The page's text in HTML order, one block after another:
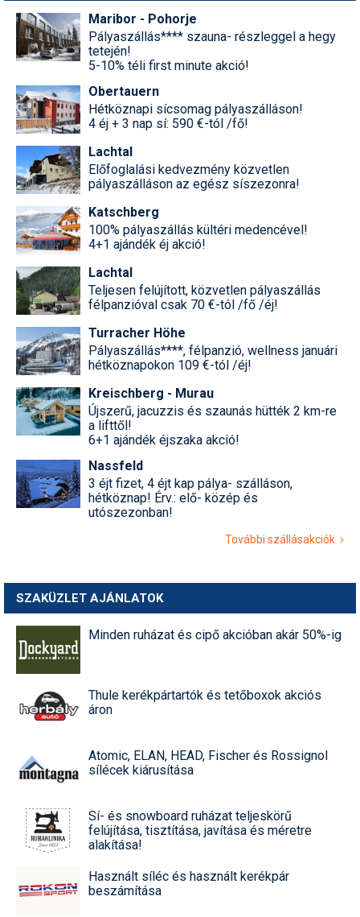
Maribor - Pohorje
Pályaszállás**** szauna- részleggel a hegy
tetején!
5-10% téli first minute akció!
Obertauern
Hétköznapi sícsomag pályaszálláson!
4 éj + 3 nap sí: 590 €-tól /fő!
Lachtal
Előfoglalási kedvezmény közvetlen
pályaszálláson az egész síszezonra!
Katschberg
100% pályaszállás kültéri medencével!
4+1 ajándék éj akció!
Lachtal
Teljesen felújított, közvetlen pályaszállás
félpanzióval csak 70 €-tól /fő /éj!
Turracher Höhe
Pályaszállás****, félpanzió, wellness januári
hétköznapokon 109 €-tól /éj!
Kreischberg - Murau
Újszerű, jacuzzis és szaunás hütték 2 km-re
a lifttől!
6+1 ajándék éjszaka akció!
Nassfeld
3 éjt fizet, 4 éjt kap pálya- szálláson,
hétköznap! Érv.: elő- közép és
utószezonban!
További szállásakciók
SZAKÜZLET AJÁNLATOK
Minden ruházat és cipő akcióban akár 50%-ig
Thule kerékpártartók és tetőboxok akciós
áron
Atomic, ELAN, HEAD, Fischer és Rossignol
sílécek kiárusítása
Sí- és snowboard ruházat teljeskörű
felújítása, tisztítása, javítása és méretre
alakítása!
Használt síléc és használt kerékpár
beszámítása